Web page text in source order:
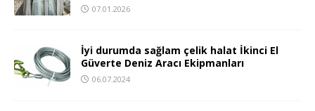
07.01.2026
İyi durumda sağlam çelik halat İkinci El
Güverte Deniz Aracı Ekipmanları
06.07.2024